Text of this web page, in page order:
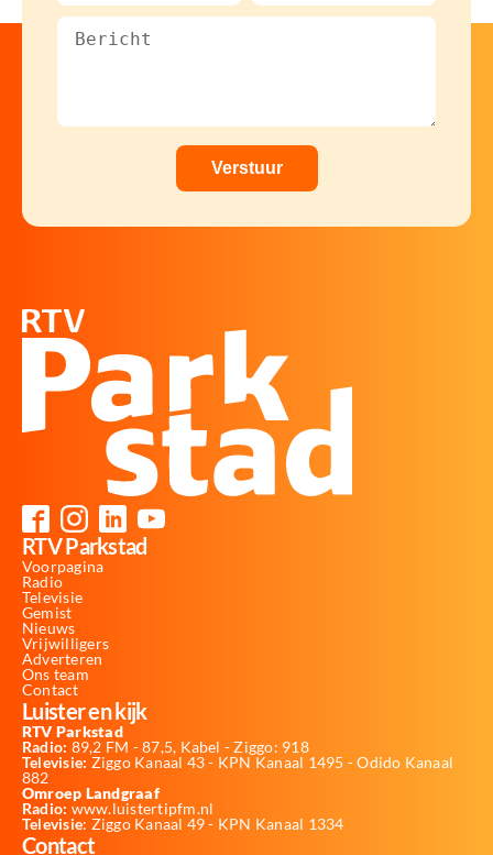
RTV Parkstad
Voorpagina
Radio
Televisie
Gemist
Nieuws
Vrijwilligers
Adverteren
Ons team
Contact
Luister en kijk
RTV Parkstad
Radio: 89,2 FM - 87,5, Kabel - Ziggo: 918
Televisie: Ziggo Kanaal 43 - KPN Kanaal 1495 - Odido Kanaal
882
Omroep Landgraaf
Radio: www.luistertipfm.nl
Televisie: Ziggo Kanaal 49 - KPN Kanaal 1334
Contact